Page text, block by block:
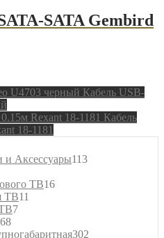
SATA Gembird
Кабель USB-
Кабель
18-1181
и Аксессуары113113
ТВ1616
ТВ11
77
6868
товаров
302